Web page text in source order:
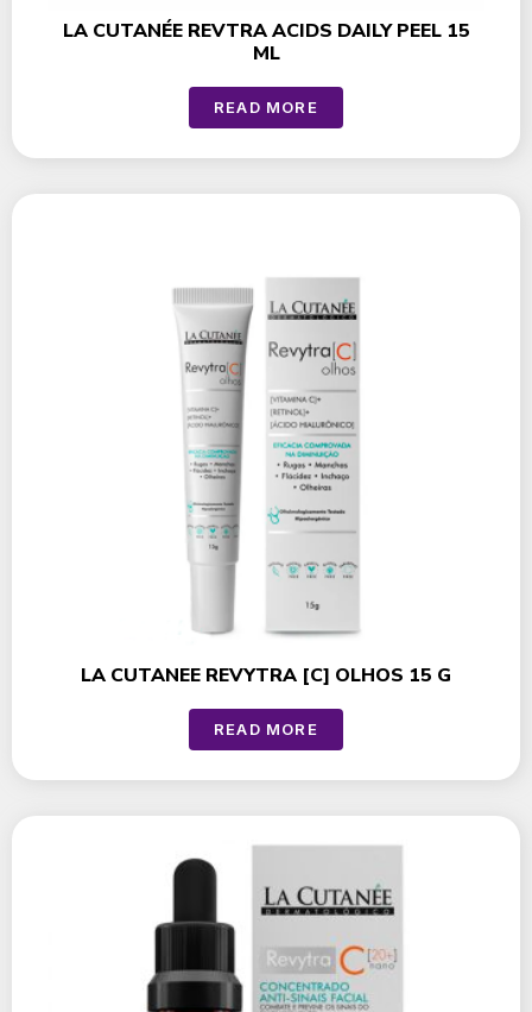
LA CUTANÉE REVTRA ACIDS DAILY PEEL 15
ML
READ MORE
LA CUTANEE REVYTRA [C] OLHOS 15 G
READ MORE